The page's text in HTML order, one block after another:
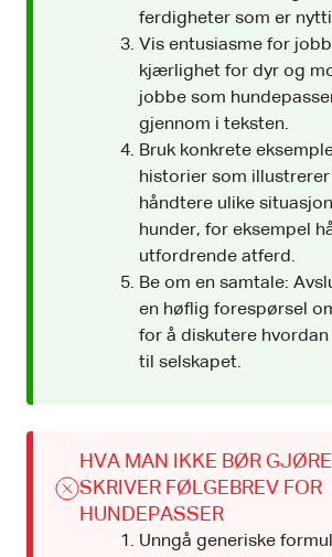
ferdigheter som er
Vis entusiasme for
kjærlighet for dyr og
jobbe som
gjennom i teksten.
Bruk konkrete
historier som
håndtere ulike
hunder, for eksempel
utfordrende atferd.
Be om en samtale:
en høflig forespørsel
for å diskutere
til selskapet.
HVA MAN IKKE BØR
SKRIVER FØLGEBREV FOR
HUNDEPASSER
Unngå generiske